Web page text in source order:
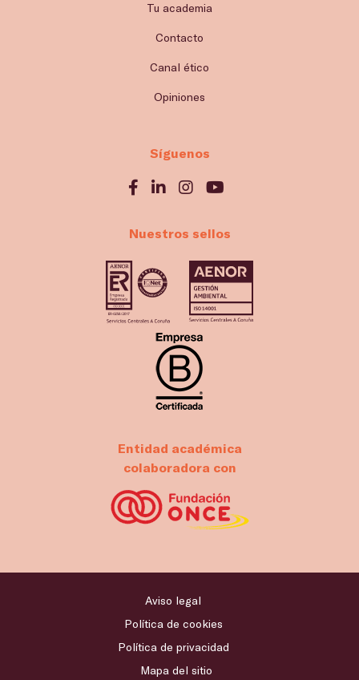
Tu academia
Contacto
Canal ético
Opiniones
Síguenos
Nuestros sellos
Entidad académica
colaboradora con
Aviso legal
Política de cookies
Política de privacidad
Mapa del sitio